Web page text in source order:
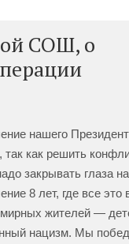
СОШ, о
нашего
как решить
закрывать глаза
8 лет, где все
жителей —
нацизм. Мы